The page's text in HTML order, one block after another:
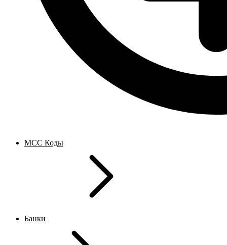
MCC Коды
Банки